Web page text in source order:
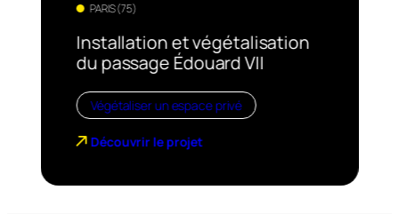
PARIS (75)
Installation et végétalisation
du passage Édouard VII
Végétaliser un espace privé
Découvrir le projet